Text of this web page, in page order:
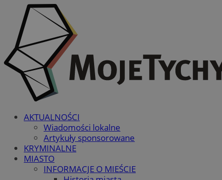
AKTUALNOŚCI
Wiadomości lokalne
Artykuły sponsorowane
KRYMINALNE
MIASTO
INFORMACJE O MIEŚCIE